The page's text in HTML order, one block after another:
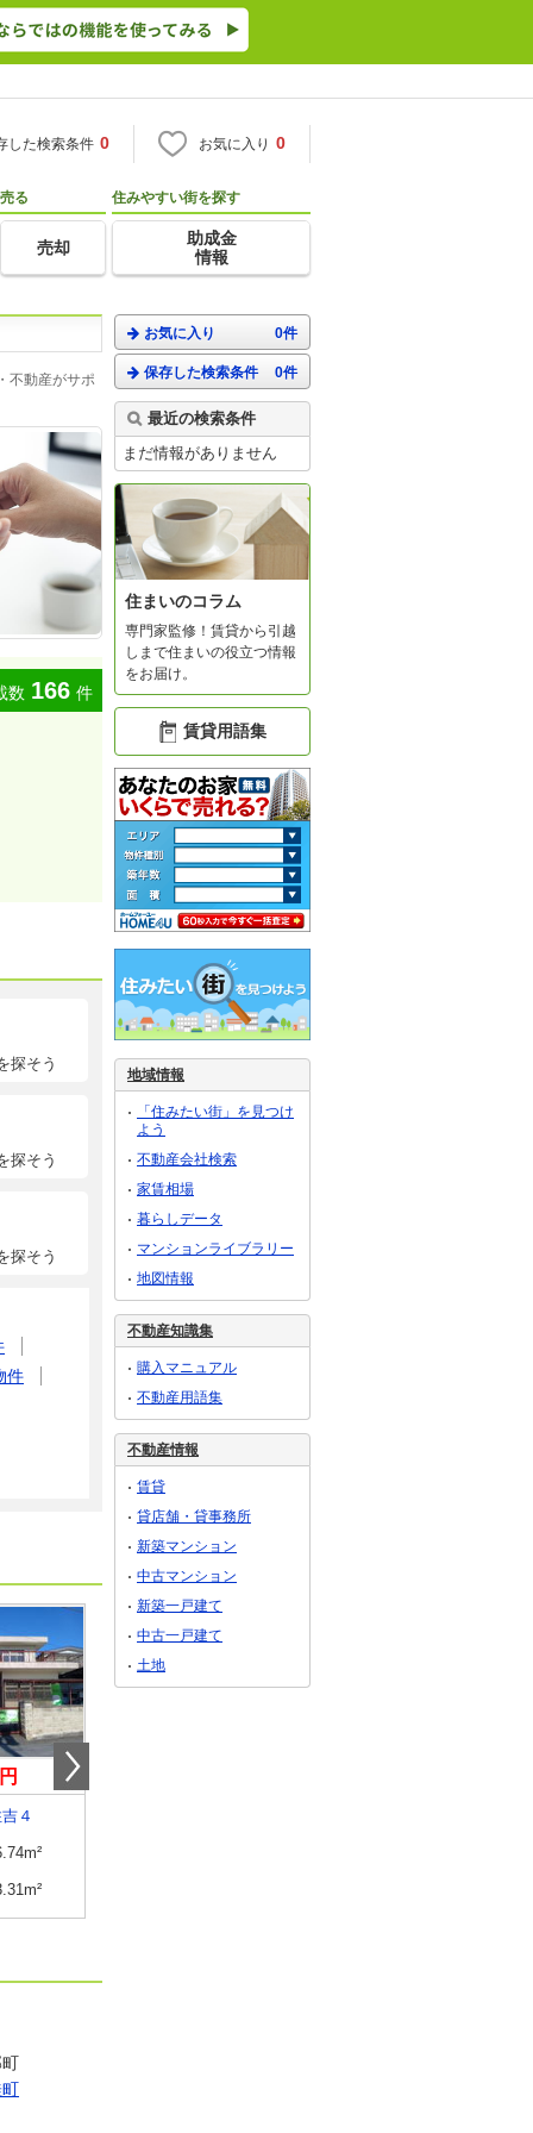
した検索条件 0 お気に入り 0
売る
売却
住みやすい街を探す
助成金
情報
不動産がサポ
数 166 件
探そう
探そう
探そう
件
４
お気に入り 0件
保存した検索条件 0件
最近の検索条件
まだ情報がありません
住まいのコラム
専門家監修！賃貸から引越
しまで住まいの役立つ情報
をお届け。
賃貸用語集
地域情報
「住みたい街」を見つけ
よう
不動産会社検索
家賃相場
暮らしデータ
マンションライブラリー
地図情報
不動産知識集
購入マニュアル
不動産用語集
不動産情報
賃貸
貸店舗・貸事務所
新築マンション
中古マンション
新築一戸建て
中古一戸建て
土地